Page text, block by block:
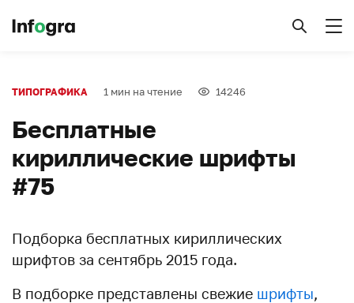
ТИПОГРАФИКА 1 мин на чтение 14246
Бесплатные
кириллические шрифты
#75
Подборка бесплатных кириллических
шрифтов за сентябрь 2015 года.
В подборке представлены свежие шрифты,